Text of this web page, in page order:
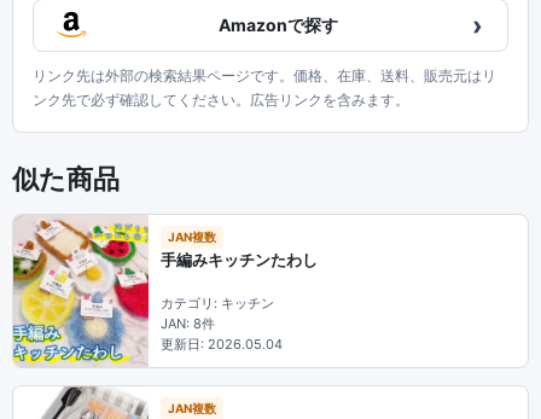
Amazonで探す ›
リンク先は外部の検索結果ページです。価格、在庫、送料、販売元はリ
ンク先で必ず確認してください。広告リンクを含みます。
似た商品
JAN複数
手編みキッチンたわし
カテゴリ: キッチン
JAN: 8件
更新日: 2026.05.04
JAN複数